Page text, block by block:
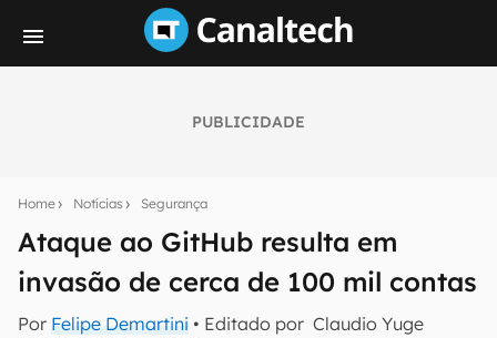
PUBLICIDADE
Home Notícias Segurança
Ataque ao GitHub resulta em
invasão de cerca de 100 mil contas
Por Felipe Demartini • Editado por Claudio Yuge
notícias e reviews sobre tecnologia em primeira
E-mail